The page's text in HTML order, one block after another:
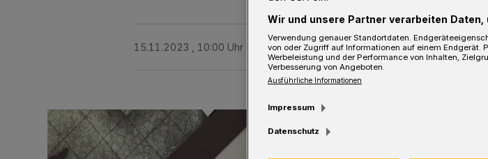
15.11.2023 , 10:00 Uhr Eine Minute Lesezeit
Wir und unsere Partner verarbeiten
Verwendung genauer Standortdaten.
von oder Zugriff auf Informationen auf einem Endgerät.
Werbeleistung und der Performance von Inhalten,
Verbesserung von Angeboten.
Ausführliche Informationen
Impressum
Datenschutz